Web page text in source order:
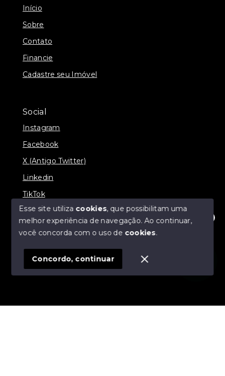
Olá! Estamos disponíveis para te ajudar.
Início
Sobre
Contato
Financie
Cadastre seu Imóvel
Social
Instagram
Facebook
X (Antigo Twitter)
Linkedin
TikTok
© Copyright 2026 - Nova Aliança Assessoria Imobiliária
SITE PARA IMOBILIARIA
Esse site utiliza cookies, que possibilitam uma
melhor experiência de navegação.Ao continuar,
você concorda com o uso de cookies.
Concordo, continuar